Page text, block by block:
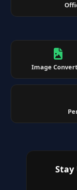
Image
Stay